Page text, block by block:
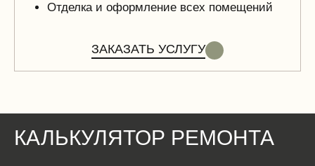
Отделка и оформление всех помещений
ЗАКАЗАТЬ УСЛУГУ
КАЛЬКУЛЯТОР РЕМОНТА